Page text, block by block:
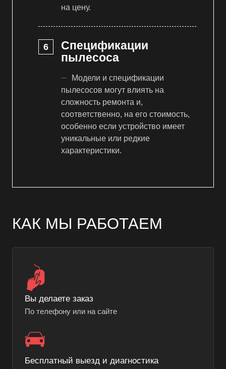
на цену.
Спецификации
пылесоса
Модели и спецификации
пылесосов могут влиять на
сложность ремонта и,
соответственно, на его стоимость,
особенно если устройство имеет
уникальные или редкие
характеристики.
КАК МЫ РАБОТАЕМ
Вы делаете заказ
По телефону или на сайте
Бесплатный выезд и диагностика